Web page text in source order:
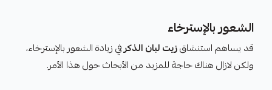
الشعور بالإسترخاء
قد يساهم استنشاقزيت لبان الذكرفي زيادة الشعور بالإسترخاء،
ولكن لازال هناك حاجة للمزيد من الأبحاث حول هذا الأمر.